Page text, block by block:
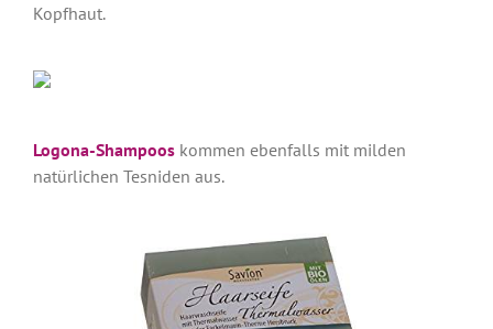
Kopfhaut.
Logona-Shampooskommen ebenfalls mit milden
natürlichen Tesniden aus.